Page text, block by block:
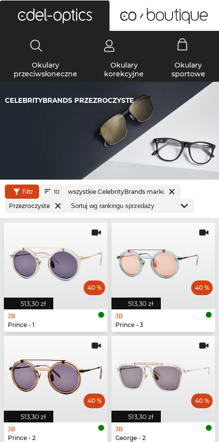
Okulary
przeciwsłoneczne
Okulary
korekcyjne
Okulary
sportowe
CELEBRITYBRANDS PRZEZROCZYSTE
filtr 10
wszystkie CelebrityBrands marki
Przezroczyste
513,30 zł
40 %
JB
Prince - 1
513,30 zł
40 %
JB
Prince - 3
513,30 zł
40 %
JB
Prince - 2
513,30 zł
40 %
JB
George - 2